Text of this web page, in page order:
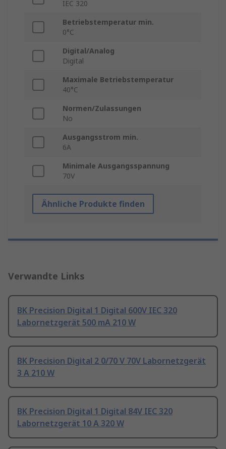
IEC 320
Betriebstemperatur min.
0°C
Digital/Analog
Digital
Maximale Betriebstemperatur
40°C
Normen/Zulassungen
No
Ausgangsstrom min.
6A
Minimale Ausgangsspannung
70V
Ähnliche Produkte finden
Verwandte Links
BK Precision Digital 1 Digital 600V IEC 320
Labornetzgerät 500 mA 210 W
BK Precision Digital 2 0/70 V 70V Labornetzgerät
3 A 210 W
BK Precision Digital 1 Digital 84V IEC 320
Labornetzgerät 10 A 320 W